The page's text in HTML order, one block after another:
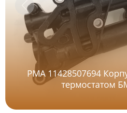
PMA 11428507694
термостатом